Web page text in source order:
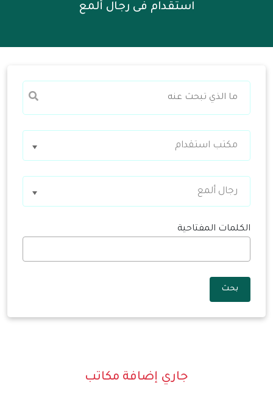
استقدام فى رجال ألمع
مكتب استقدام
رجال ألمع
الكلمات المفتاحية
بحث
جاري إضافة مكاتب